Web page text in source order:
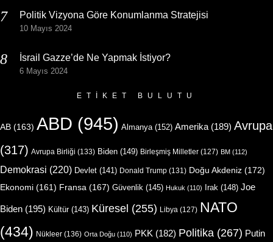
Politik Vizyona Göre Konumlanma Stratejisi
10 Mayıs 2024
İsrail Gazze’de Ne Yapmak İstiyor?
6 Mayıs 2024
ETIKET BULUTU
AB (163) ABD (945) Almanya(152) Amerika (189) Avrupa
(317) Avrupa Birliği (133) Biden (149) Birleşmiş Milletler (127) BM (112)
Demokrasi (220) Devlet (141) Donald Trump (131) Doğu Akdeniz (172)
Ekonomi (161) Fransa (167) Güvenlik (145) Hukuk (110) Irak (148) Joe
Biden (195) Kültür(143) Küresel (255) Libya (127) NATO
(434) Nükleer (136) Orta Doğu (110) PKK (182) Politika (267) Putin